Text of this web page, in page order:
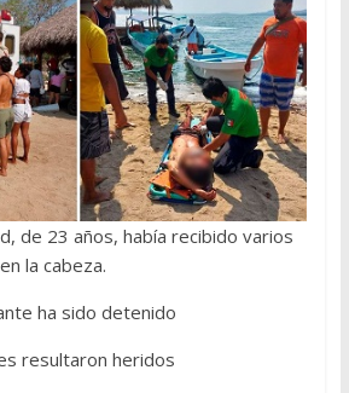
de 23 años, había recibido varios
la cabeza.
ha sido detenido
resultaron heridos